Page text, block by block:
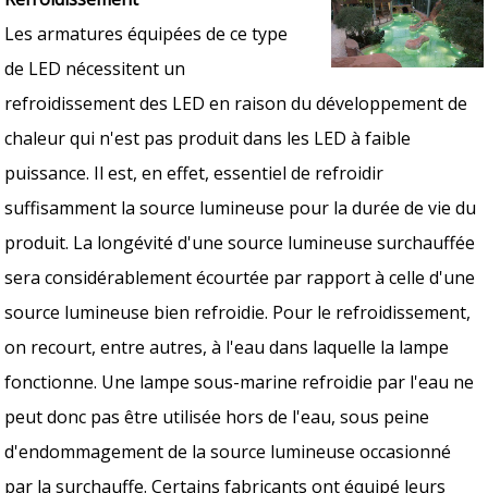
Les armatures équipées de ce type
de LED nécessitent un
refroidissement des LED en raison du développement de
chaleur qui n'est pas produit dans les LED à faible
puissance. Il est, en effet, essentiel de refroidir
suffisamment la source lumineuse pour la durée de vie du
produit. La longévité d'une source lumineuse surchauffée
sera considérablement écourtée par rapport à celle d'une
source lumineuse bien refroidie. Pour le refroidissement,
on recourt, entre autres, à l'eau dans laquelle la lampe
fonctionne. Une lampe sous-marine refroidie par l'eau ne
peut donc pas être utilisée hors de l'eau, sous peine
d'endommagement de la source lumineuse occasionné
par la surchauffe. Certains fabricants ont équipé leurs